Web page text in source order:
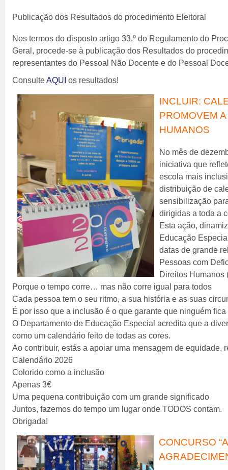
Publicação dos Resultados do procedimento Eleitoral
Nos termos do disposto artigo 33.º do Regulamento do
Geral, procede-se à publicação dos Resultados do
representantes do Pessoal Não Docente e do Pessoal
ConsulteAQUI os resultados!
INCLUIR:
PROMOVEM
HUMANOS
No mês de
iniciativa que
escola mais
distribuição de
sensibilização
dirigidas a toda a
Esta ação,
Educação
datas de grande
Pessoas com
Direitos Humanos
Porque o tempo corre… mas não corre igual para todos
Cada pessoa tem o seu ritmo, a sua história e as suas
É por isso que a inclusão é o que garante que ninguém
O Departamento de Educação Especial acredita que a
como um calendário feito de todas as cores.
Ao contribuir, estás a apoiar uma mensagem de equidade,
Calendário 2026
Colorido como a inclusão
Apenas 3€
Uma pequena contribuição com um grande significado
Juntos, fazemos do tempo um lugar onde TODOS contam.
Obrigada!
CONCURSO